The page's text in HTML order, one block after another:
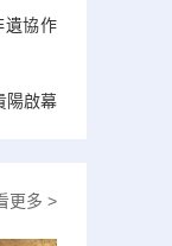
協作
陽啟幕
更多 >